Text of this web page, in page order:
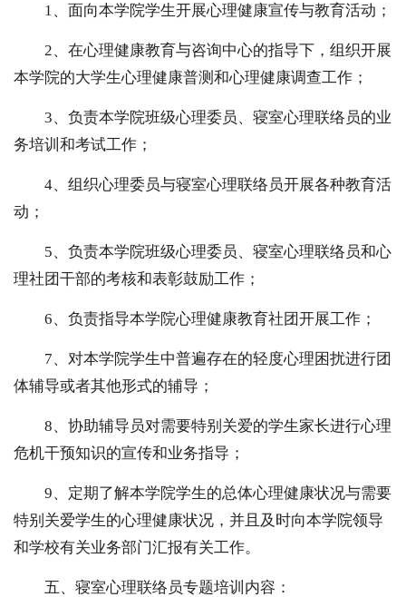
1、面向本学院学生开展心理健康宣传与教育活动；
2、在心理健康教育与咨询中心的指导下，组织开展
本学院的大学生心理健康普测和心理健康调查工作；
3、负责本学院班级心理委员、寝室心理联络员的业
务培训和考试工作；
4、组织心理委员与寝室心理联络员开展各种教育活
动；
5、负责本学院班级心理委员、寝室心理联络员和心
理社团干部的考核和表彰鼓励工作；
6、负责指导本学院心理健康教育社团开展工作；
7、对本学院学生中普遍存在的轻度心理困扰进行团
体辅导或者其他形式的辅导；
8、协助辅导员对需要特别关爱的学生家长进行心理
危机干预知识的宣传和业务指导；
9、定期了解本学院学生的总体心理健康状况与需要
特别关爱学生的心理健康状况，并且及时向本学院领导
和学校有关业务部门汇报有关工作。
五、寝室心理联络员专题培训内容：